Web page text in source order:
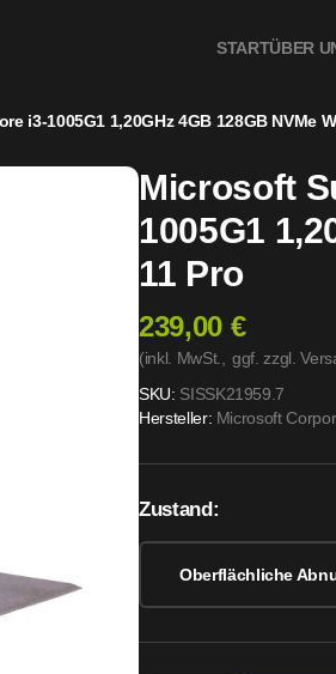
STARTÜBER
i3-1005G1 1,20GHz 4GB 128GB NVMe
Microsoft
1005G1
11 Pro
239,00 €
(inkl. MwSt., ggf. zzgl.
SKU: SISSK21959.7
Hersteller: Microsoft
Zustand:
Oberflächliche